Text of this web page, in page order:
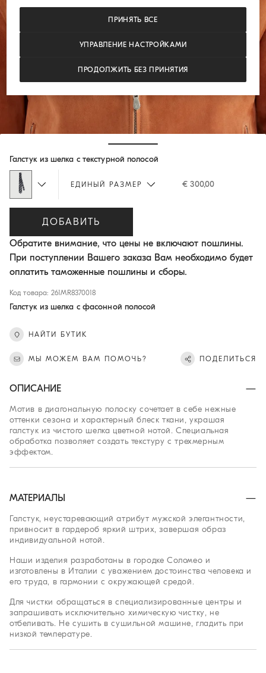
Галстук из шелка с текстурной полосой
ЕДИНЫЙ РАЗМЕР € 300,00
ДОБАВИТЬ
Обратите внимание, что цены не включают пошлины.
При поступлении Вашего заказа Вам необходимо будет
оплатить таможенные пошлины и сборы.
Код товара: 261MR8370018
Галстук из шелка с фасонной полосой
НАЙТИ БУТИК
МЫ МОЖЕМ ВАМ ПОМОЧЬ? ПОДЕЛИТЬСЯ
ОПИСАНИЕ
Мотив в диагональную полоску сочетает в себе нежные
оттенки сезона и характерный блеск ткани, украшая
галстук из чистого шелка цветной нотой. Специальная
обработка позволяет создать текстуру с трехмерным
эффектом.
МАТЕРИАЛЫ
Галстук, неустаревающий атрибут мужской элегантности,
привносит в гардероб яркий штрих, завершая образ
индивидуальной нотой.
Наши изделия разработаны в городке Соломео и
изготовлены в Италии с уважением достоинства человека и
его труда, в гармонии с окружающей средой.
Для чистки обращаться в специализированные центры и
запрашивать исключительно химическую чистку, не
отбеливать. Не сушить в сушильной машине, гладить при
низкой температуре.
УПРАВЛЕНИЕ НАСТРОЙКАМИ
ПРОДОЛЖИТЬ БЕЗ ПРИНЯТИЯ
ПРИНЯТЬ ВСЕ